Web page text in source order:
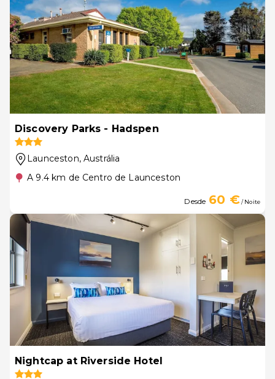
Discovery Parks - Hadspen
Launceston, Austrália
A 9.4 km de Centro de Launceston
Desde 60 €/ Noite
Nightcap at Riverside Hotel